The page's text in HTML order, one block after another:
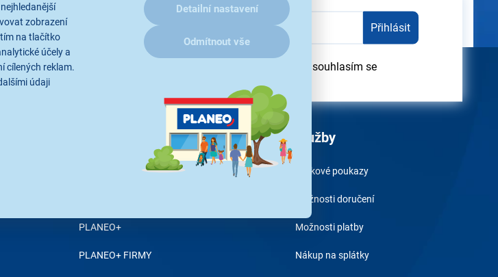
zobrazení
na tlačítko
účely a
cílených reklam.
údaji
Detailní nastavení
Odmítnout vše
posílali naše
Stačí zadat
Přihlásit
Přihlášením k odběru obchodních sdělení souhlasím se
PLANEO+
PLANEO+ FIRMY
Služby
Dárkové poukazy
Možnosti doručení
Možnosti platby
Nákup na splátky